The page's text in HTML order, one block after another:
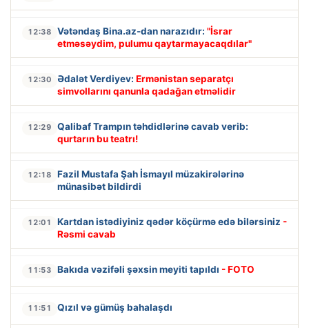
12:38 Vətəndaş Bina.az-dan narazıdır: "İsrar
etməsəydim, pulumu qaytarmayacaqdılar"
12:30 Ədalət Verdiyev: Ermənistan separatçı
simvollarını qanunla qadağan etməlidir
12:29
Qalibaf Trampın təhdidlərinə cavab verib:
qurtarın bu teatrı!
12:18
Fazil Mustafa Şah İsmayıl müzakirələrinə
münasibət bildirdi
12:01 Kartdan istədiyiniz qədər köçürmə edə bilərsiniz -
Rəsmi cavab
11:53 Bakıda vəzifəli şəxsin meyiti tapıldı - FOTO
11:51 Qızıl və gümüş bahalaşdı